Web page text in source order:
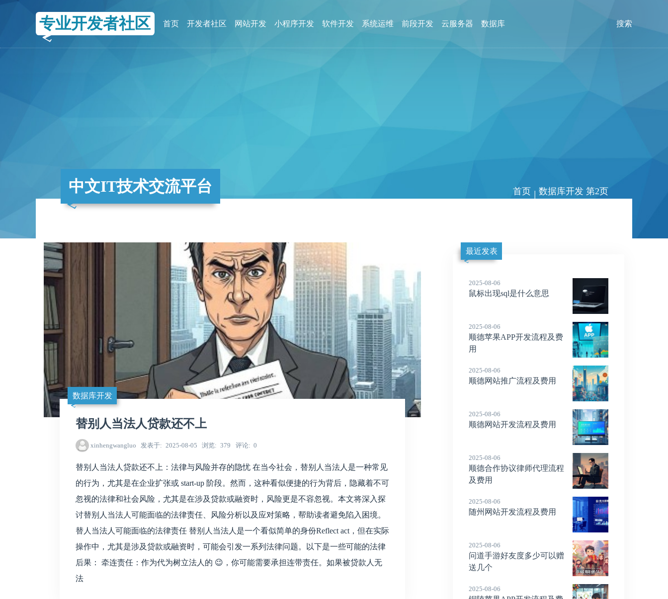
专业开发者社区 首页 开发者社区 网站开发 小程序开发 软件开发 系统运维 前段开发 云服务器 数据库 搜索
中文IT技术交流平台 首页 | 数据库开发 第2页
数据库开发
替别人当法人贷款还不上
xinhengwangluo 发表于 2025-08-05 浏览 379 评论 0
替别人当法人贷款还不上：法律与风险并存的隐忧 在当今社会，替别人当法人是一种常见
的行为，尤其是在企业扩张或 start-up 阶段。然而，这种看似便捷的行为背后，隐藏着不可
忽视的法律和社会风险，尤其是在涉及贷款或融资时，风险更是不容忽视。本文将深入探
讨替别人当法人可能面临的法律责任、风险分析以及应对策略，帮助读者避免陷入困境。
替人当法人可能面临的法律责任 替别人当法人是一个看似简单的身份Reflect act，但在实际
操作中，尤其是涉及贷款或融资时，可能会引发一系列法律问题。以下是一些可能的法律
后果： 牵连责任：作为代为树立法人的 😉，你可能需要承担连带责任。如果被贷款人无
法
最近发表
2025-08-06
鼠标出现sql是什么意思
2025-08-06
顺德苹果APP开发流程及费
用
2025-08-06
顺德网站推广流程及费用
2025-08-06
顺德网站开发流程及费用
2025-08-06
顺德合作协议律师代理流程
及费用
2025-08-06
随州网站开发流程及费用
2025-08-06
问道手游好友度多少可以赠
送几个
2025-08-06